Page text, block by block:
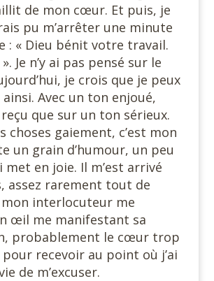
de mon cœur. Et puis, je
pu m’arrêter une minute
: « Dieu bénit votre travail.
Je n’y ai pas pensé sur le
je crois que je peux
ainsi. Avec un ton enjoué,
reçu que sur un ton sérieux.
choses gaiement, c’est mon
un grain d’humour, un peu
met en joie. Il m’est arrivé
assez rarement tout de
mon interlocuteur me
œil me manifestant sa
probablement le cœur trop
recevoir au point où j’ai
de m’excuser.